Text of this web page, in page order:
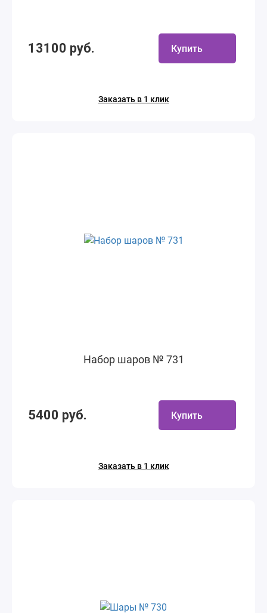
13100 руб. Купить
Заказать в 1 клик
Набор шаров № 731
5400 руб. Купить
Заказать в 1 клик